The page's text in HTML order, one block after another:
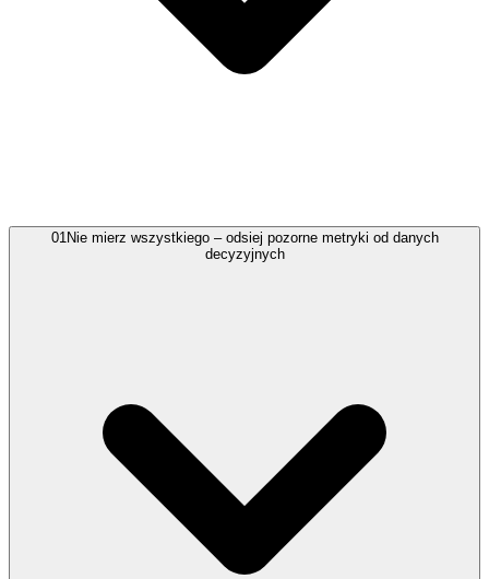
01 Nie mierz wszystkiego – odsiej pozorne metryki od danych
decyzyjnych